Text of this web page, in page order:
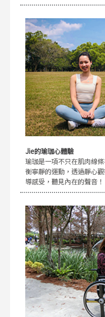
Jie的瑜珈心體驗
瑜珈是一項不只在肌肉線
衡寧靜的運動，透過靜心
導感受，聽見內在的聲音！